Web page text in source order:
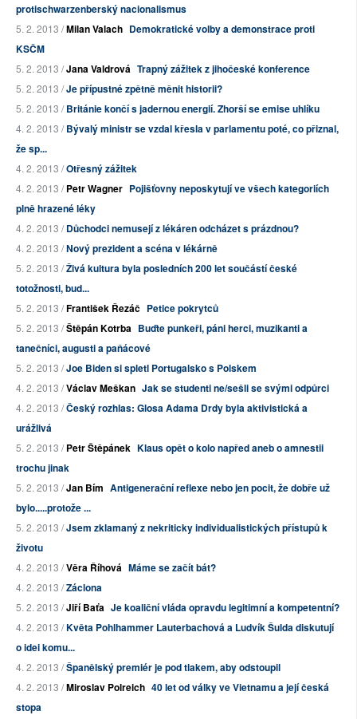
protischwarzenberský nacionalismus
5. 2. 2013 /Milan Valach Demokratické volby a demonstrace proti
KSČM
5. 2. 2013 /Jana Valdrová Trapný zážitek z jihočeské konference
5. 2. 2013 /Je přípustné zpětně měnit historii?
5. 2. 2013 /Británie končí s jadernou energií. Zhorší se emise uhlíku
4. 2. 2013 /Bývalý ministr se vzdal křesla v parlamentu poté, co přiznal,
že sp...
4. 2. 2013 /Otřesný zážitek
4. 2. 2013 /Petr Wagner Pojišťovny neposkytují ve všech kategoriích
plně hrazené léky
4. 2. 2013 /Důchodci nemusejí z lékáren odcházet s prázdnou?
4. 2. 2013 /Nový prezident a scéna v lékárně
5. 2. 2013 /Živá kultura byla posledních 200 let součástí české
totožnosti, bud...
5. 2. 2013 /František Řezáč Petice pokrytců
5. 2. 2013 /Štěpán Kotrba Buďte punkeři, páni herci, muzikanti a
tanečníci, augusti a paňácové
5. 2. 2013 /Joe Biden si spletl Portugalsko s Polskem
4. 2. 2013 /Václav Meškan Jak se studenti ne/sešli se svými odpůrci
4. 2. 2013 /Český rozhlas: Glosa Adama Drdy byla aktivistická a
urážlivá
5. 2. 2013 /Petr Štěpánek Klaus opět o kolo napřed aneb o amnestii
trochu jinak
5. 2. 2013 /Jan Bím Antigenerační reflexe nebo jen pocit, že dobře už
bylo.....protože ...
5. 2. 2013 /Jsem zklamaný z nekriticky individualistických přístupů k
životu
4. 2. 2013 /Věra Říhová Máme se začít bát?
4. 2. 2013 /Záclona
5. 2. 2013 /Jiří Baťa Je koaliční vláda opravdu legitimní a kompetentní?
4. 2. 2013 /Květa Pohlhammer Lauterbachová a Ludvík Šulda diskutují
o idei komu...
4. 2. 2013 /Španělský premiér je pod tlakem, aby odstoupil
4. 2. 2013 /Miroslav Polreich 40 let od války ve Vietnamu a její česká
stopa